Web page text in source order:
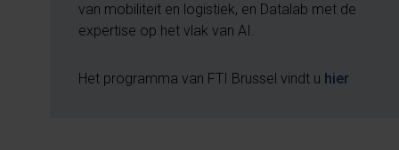
van mobiliteit en logistiek, en Datalab met de
expertise op het vlak van AI.
Het programma van FTI Brussel vindt u hier